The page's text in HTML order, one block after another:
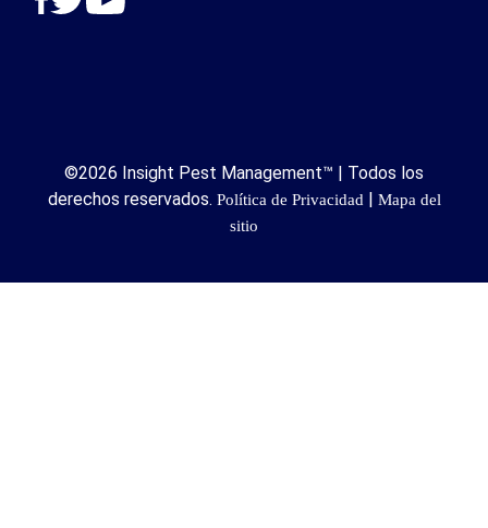
©2026 Insight Pest Management™ | Todos los
derechos reservados. Política de Privacidad| Mapa del
sitio